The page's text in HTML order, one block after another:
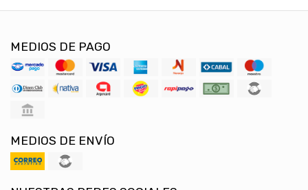
MEDIOS DE PAGO
MEDIOS DE ENVÍO